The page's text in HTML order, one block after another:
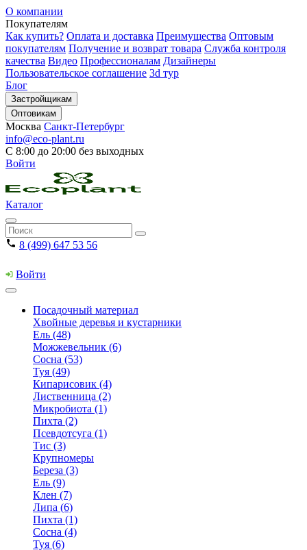
О компании
Покупателям
Как купить? Оплата и доставка Преимущества Оптовым
покупателям Получение и возврат товара Служба контроля
качества Видео Профессионалам Дизайнеры
Пользовательское соглашение 3d тур
Блог
Застройщикам
Оптовикам
Москва Санкт-Петербург
info@eco-plant.ru
С 8:00 до 20:00 без выходных
Войти
Каталог
8 (499) 647 53 56
Войти
Посадочный материал
Хвойные деревья и кустарники
Ель (48)
Можжевельник (6)
Сосна (53)
Туя (49)
Кипарисовик (4)
Лиственница (2)
Микробиота (1)
Пихта (2)
Псевдотсуга (1)
Тис (3)
Крупномеры
Береза (3)
Ель (9)
Клен (7)
Липа (6)
Пихта (1)
Сосна (4)
Туя (6)